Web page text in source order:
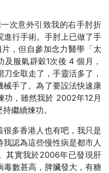
次意外引致我的右手肘折
行手術。手肘上已做了手
，但自參加念力醫學「太
服氣辟穀1次後 4 個月，
全取走了，手靈活多了，
手了。為了要設法快速康
，雖然我於 2002年12月
繼續煉功。
多香港人也有吧，我只是
認為這些慢性病是都市人
其實我於2006年已發現肝
數甚高，脾臟發大，有糖